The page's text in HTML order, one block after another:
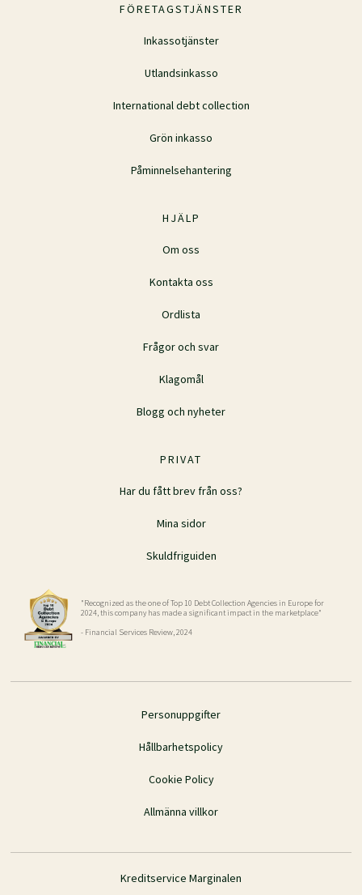
PRIVAT
Har du fått brev från oss?
Mina sidor
Skuldfriguiden
FÖRETAGSTJÄNSTER
Inkassotjänster
Utlandsinkasso
International debt collection
Grön inkasso
Påminnelsehantering
HJÄLP
Om oss
Kontakta oss
Ordlista
Frågor och svar
Klagomål
Blogg och nyheter
"Recognized as the one of Top 10 Debt Collection Agencies in Europe for
2024, this company has made a significant impact in the marketplace"
- Financial Services Review, 2024
Personuppgifter
Hållbarhetspolicy
Cookie Policy
Allmänna villkor
Kreditservice Marginalen